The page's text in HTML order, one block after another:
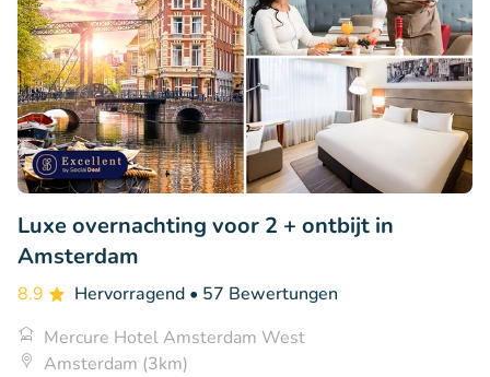
Luxe overnachting voor 2 + ontbijt in
Amsterdam
8.9 Hervorragend • 57 Bewertungen
Mercure Hotel Amsterdam West
Amsterdam (3km)